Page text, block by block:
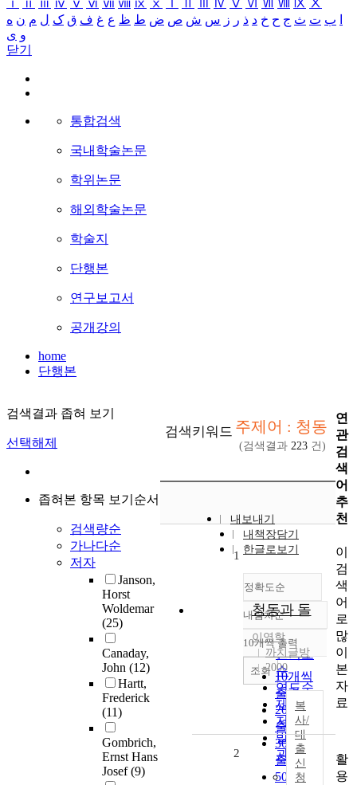
ⅰ
ⅱ ⅲ ⅳ ⅴ ⅵ ⅶ ⅷ ⅸ ⅹ Ⅳ Ⅴ Ⅵ Ⅶ Ⅷ Ⅸ Ⅹ
ب ت ث ج ح خ د ذ ر ز س ش ص ض ط ظ ع غ ف ق ک ل م ن ه
و ی
닫기
통합검색
국내학술논문
학위논문
해외학술논문
학술지
단행본
연구보고서
공개강의
home
단행본
검색결과 좁혀 보기
선택해제
좁혀본 항목 보기순서
검색량순
가나다순
저자
Janson,
Horst
Woldemar
(25)
Canaday,
John (12)
Hartt,
Frederick
(11)
Gombrich,
Ernst Hans
Josef(9)
검색키워드 주제어 : 청동
(검색결과 223 건)
내보내기
내책장담기
한글로보기
정확도순
정확도
순
인기도
순
연도순
제목순
저자순
발행기
관순
내림차순
내림차순
10개씩 출력
10개씩
출력
20개씩
출력
30개씩
출력
50개씩
조회
1
청동과 돌
이영학
까치글방
2000
복
사/
대
출
신
청
2
연
관
검
색
어
추
천
이
검
색
어
로
많
이
본
자
료
활
용